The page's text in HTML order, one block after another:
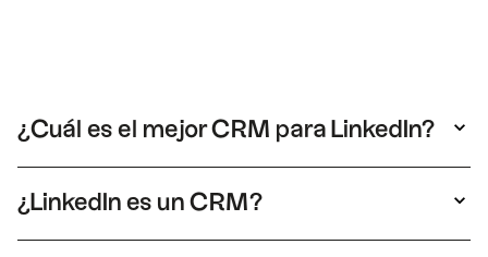
¿Cuál es el mejor CRM para LinkedIn?
sencilla de capturar, organizar y gestionar los
contactos de LinkedIn. Conecta LinkedIn con
¿LinkedIn es un CRM?